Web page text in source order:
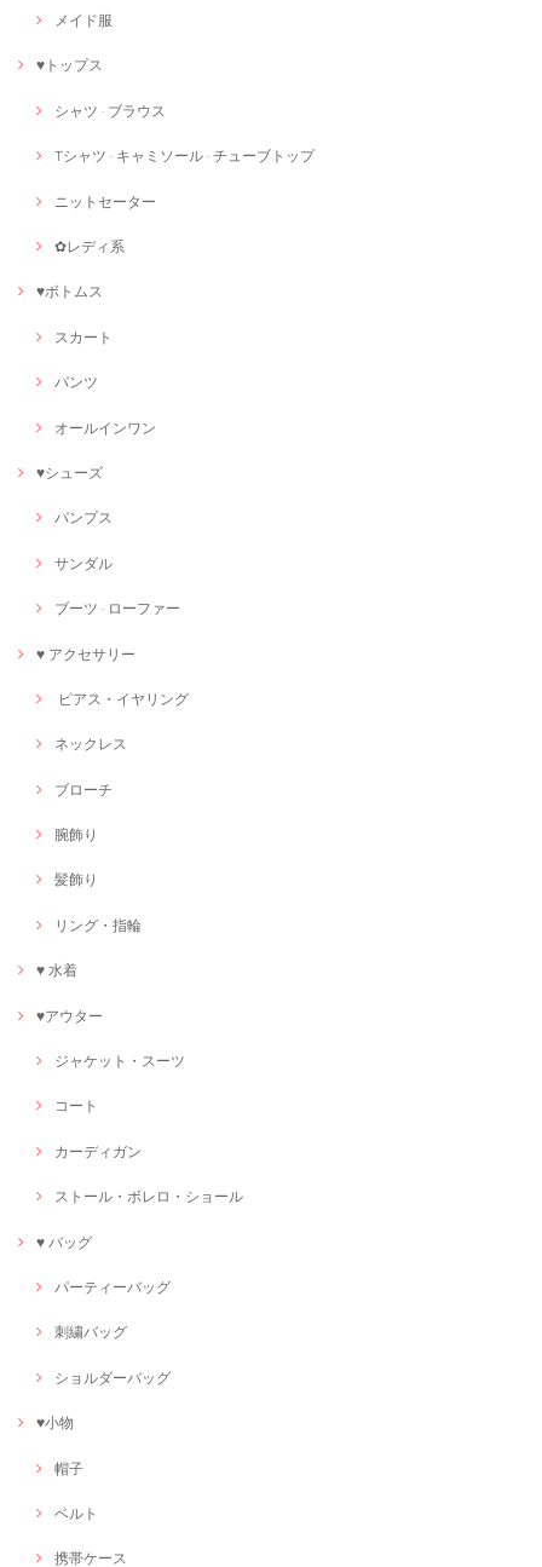
メイド服
♥トップス
シャツ · ブラウス
Tシャツ · キャミソール · チューブトップ
ニットセーター
✿レディ系
♥ボトムス
スカート
パンツ
オールインワン
♥シューズ
パンプス
サンダル
ブーツ · ローファー
♥ アクセサリー
ピアス・イヤリング
ネックレス
ブローチ
腕飾り
髪飾り
リング・指輪
♥ 水着
♥アウター
ジャケット・スーツ
コート
カーディガン
ストール・ボレロ・ショール
♥ バッグ
パーティーバッグ
刺繍バッグ
ショルダーバッグ
♥小物
帽子
ベルト
携帯ケース